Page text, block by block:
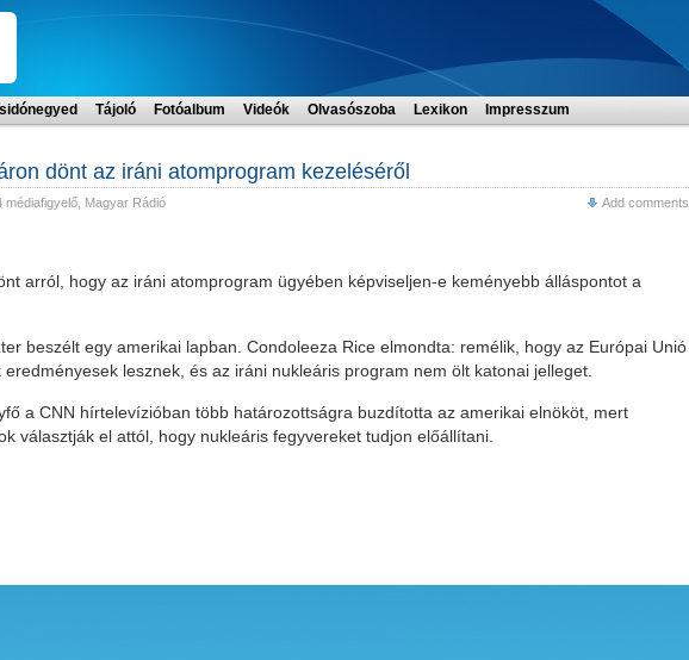
Tájoló Fotóalbum Videók Olvasószoba Lexikon Impresszum
dönt az iráni atomprogram kezeléséről
médiafigyelő Magyar Rádió Add comments
arról, hogy az iráni atomprogram ügyében képviseljen-e keményebb álláspontot a
beszélt egy amerikai lapban. Condoleeza Rice elmondta: remélik, hogy az Európai Unió
lesznek, és az iráni nukleáris program nem ölt katonai jelleget.
a CNN hírtelevízióban több határozottságra buzdította az amerikai elnököt, mert
választják el attól, hogy nukleáris fegyvereket tudjon előállítani.